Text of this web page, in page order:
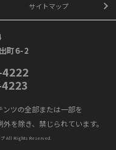
サイトマップ
町6-2
ツの全部または一部を
を除き、禁じられています。
All Rights Reserved.